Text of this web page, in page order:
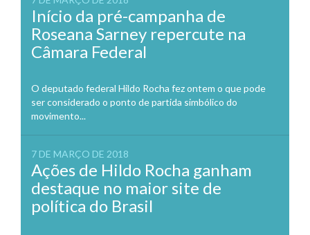
Início da pré-campanha de
Roseana Sarney repercute na
Câmara Federal
O deputado federal Hildo Rocha fez ontem o que pode
ser considerado o ponto de partida simbólico do
movimento...
7 DE MARÇO DE 2018
Ações de Hildo Rocha ganham
destaque no maior site de
política do Brasil